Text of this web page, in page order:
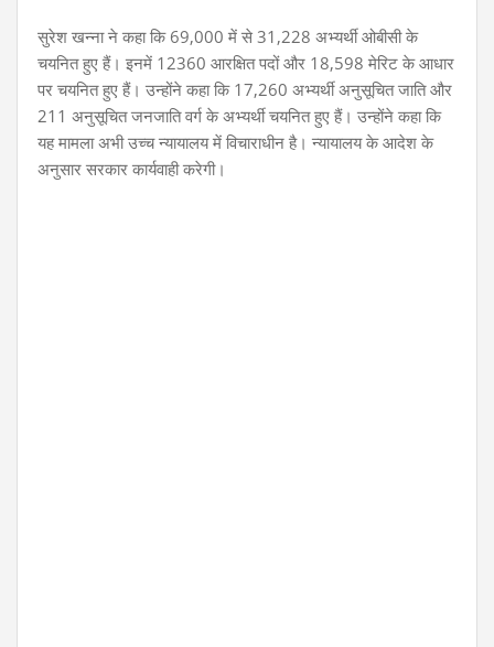
सुरेश खन्ना ने कहा कि 69,000 में से 31,228 अभ्यर्थी ओबीसी के
चयनित हुए हैं। इनमें 12360 आरक्षित पदों और 18,598 मेरिट के आधार
पर चयनित हुए हैं। उन्होंने कहा कि 17,260 अभ्यर्थी अनुसूचित जाति और
211 अनुसूचित जनजाति वर्ग के अभ्यर्थी चयनित हुए हैं। उन्होंने कहा कि
यह मामला अभी उच्च न्यायालय में विचाराधीन है। न्यायालय के आदेश के
अनुसार सरकार कार्यवाही करेगी।